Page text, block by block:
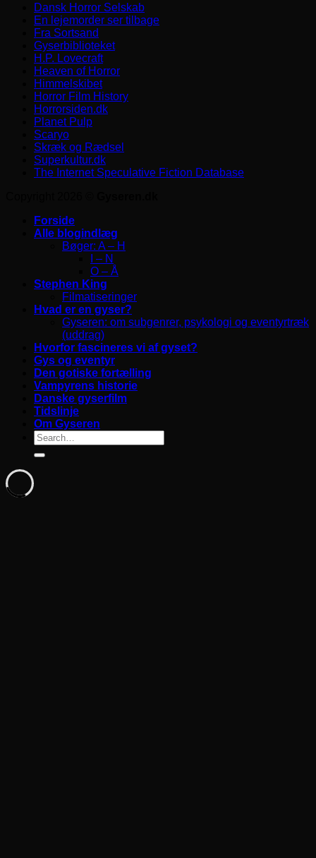
Dansk Horror Selskab
En lejemorder ser tilbage
Fra Sortsand
Gyserbiblioteket
H.P. Lovecraft
Heaven of Horror
Himmelskibet
Horror Film History
Horrorsiden.dk
Planet Pulp
Scaryo
Skræk og Rædsel
Superkultur.dk
The Internet Speculative Fiction Database
Forside
Alle blogindlæg
Bøger: A – H
I – N
O – Å
Stephen King
Filmatiseringer
Hvad er en gyser?
Gyseren: om subgenrer, psykologi og eventyrtræk
(uddrag)
Hvorfor fascineres vi af gyset?
Gys og eventyr
Den gotiske fortælling
Vampyrens historie
Danske gyserfilm
Tidslinje
Om Gyseren